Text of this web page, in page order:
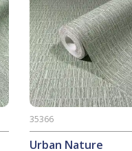
Urban Nature
35366